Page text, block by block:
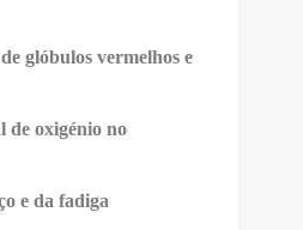
glóbulos vermelhos e
de oxigénio no
e da fadiga